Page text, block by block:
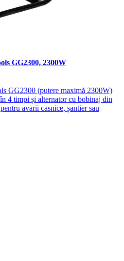
GG2300, 2300W
GG2300 (putere maximă 2300W)
4 timpi și alternator cu bobinaj din
avarii casnice, șantier sau